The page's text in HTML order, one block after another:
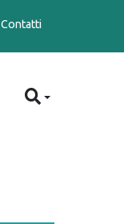
Contatti